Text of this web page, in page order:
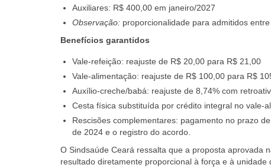
Auxiliares: R$ 400,00 em janeiro/2027
Observação: proporcionalidade para admitidos
Benefícios garantidos
Vale-refeição: reajuste de R$ 20,00 para R$ 21,00
Vale-alimentação: reajuste de R$ 100,00 para R$
Auxílio-creche/babá: reajuste de 8,74% com
Cesta física substituída por crédito integral no vale-
Rescisões complementares: pagamento no prazo
de 2024 e o registro do acordo.
O Sindsaúde Ceará ressalta que a proposta aprovada
resultado diretamente proporcional à força e à